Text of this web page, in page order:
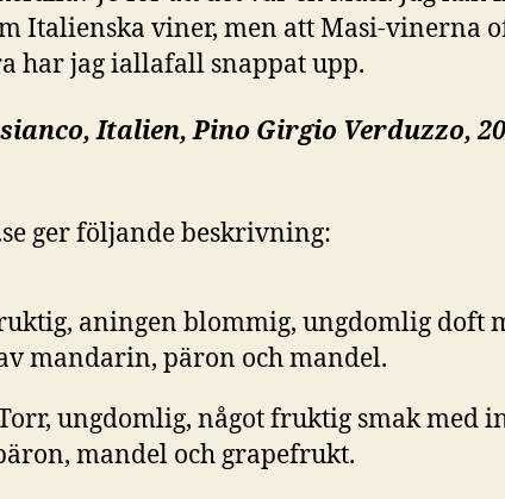
Italienska viner, men att Masi-vinerna
har jag iallafall snappat upp.
Italien, Pino Girgio Verduzzo,
ger följande beskrivning:
aningen blommig, ungdomlig doft
mandarin, päron och mandel.
ungdomlig, något fruktig smak med
mandel och grapefrukt.